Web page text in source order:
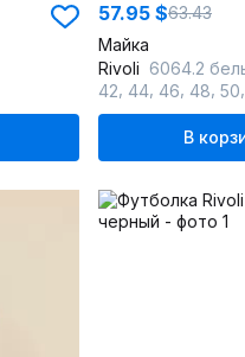
57.95 $63.43
Майка
Rivoli 6064.2
42 44 46 48 50
В